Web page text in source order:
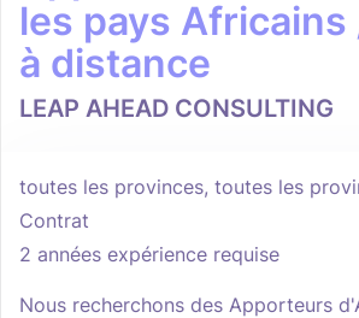
les pays Africains
à distance
LEAP AHEAD CONSULTING
toutes les provinces, toutes les
Contrat
2 années expérience requise
Nous recherchons des Apporteurs